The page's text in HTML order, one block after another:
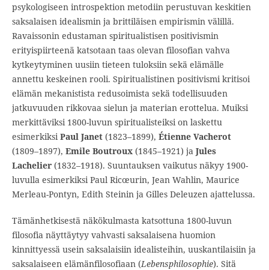
psykologiseen introspektion metodiin perustuvan keskitien
saksalaisen idealismin ja brittiläisen empirismin välillä.
Ravaissonin edustaman spiritualistisen positivismin
erityispiirteenä katsotaan taas olevan filosofian vahva
kytkeytyminen uusiin tieteen tuloksiin sekä elämälle
annettu keskeinen rooli. Spiritualistinen positivismi kritisoi
elämän mekanistista redusoimista sekä todellisuuden
jatkuvuuden rikkovaa sielun ja materian erottelua. Muiksi
merkittäviksi 1800-luvun spiritualisteiksi on laskettu
esimerkiksi Paul Janet(1823–1899), Étienne Vacherot
(1809–1897), Emile Boutroux(1845–1921) ja Jules
Lachelier(1832–1918). Suuntauksen vaikutus näkyy 1900-
luvulla esimerkiksi Paul Ricœurin, Jean Wahlin, Maurice
Merleau-Pontyn, Edith Steinin ja Gilles Deleuzen ajattelussa.
Tämänhetkisestä näkökulmasta katsottuna 1800-luvun
filosofia näyttäytyy vahvasti saksalaisena huomion
kinnittyessä usein saksalaisiin idealisteihin, uuskantilaisiin ja
saksalaiseen elämänfilosofiaan (Lebensphilosophie). Sitä